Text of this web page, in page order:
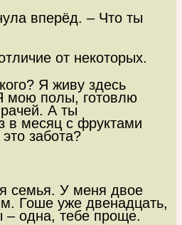
вперёд. – Что ты
от некоторых.
Я живу здесь
мою полы, готовлю
А ты
в месяц с фруктами
забота?
семья. У меня двое
Гоше уже двенадцать,
одна, тебе проще.